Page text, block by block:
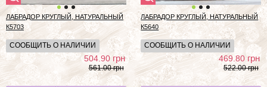
ЛАБРАДОР КРУГЛЫЙ, НАТУРАЛЬНЫЙ
К5703
СООБЩИТЬ О НАЛИЧИИ
504.90грн
561.00 грн
ЛАБРАДОР КРУГЛЫЙ, НАТУРАЛЬНЫЙ
К5640
СООБЩИТЬ О НАЛИЧИИ
469.80грн
522.00 грн